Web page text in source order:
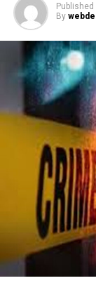
Published
By